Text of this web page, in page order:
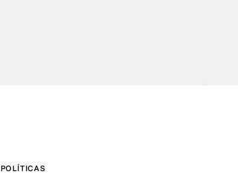
POLÍTICAS